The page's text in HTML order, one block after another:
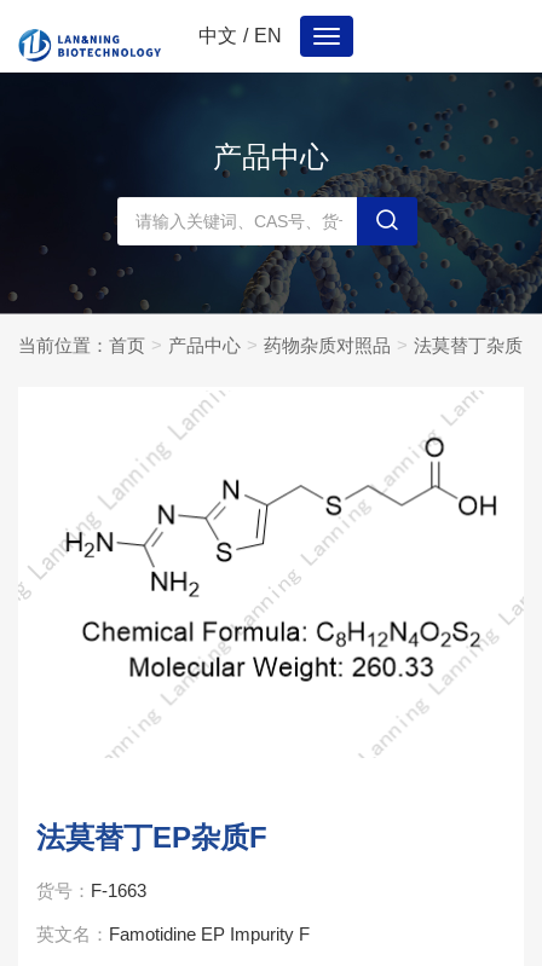
中文 / EN
Toggle
navigation
产品中心
当前位置： 首页 产品中心 药物杂质对照品 法莫替丁杂质
法莫替丁EP杂质F
货号： F-1663
英文名： Famotidine EP Impurity F